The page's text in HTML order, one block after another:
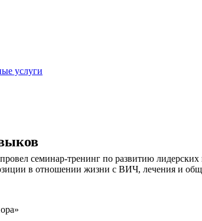
услуги
семинар-тренинг по развитию лидерских
в отношении жизни с ВИЧ, лечения и